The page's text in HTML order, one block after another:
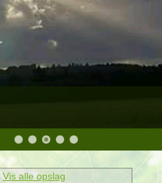
Vis alle opslag